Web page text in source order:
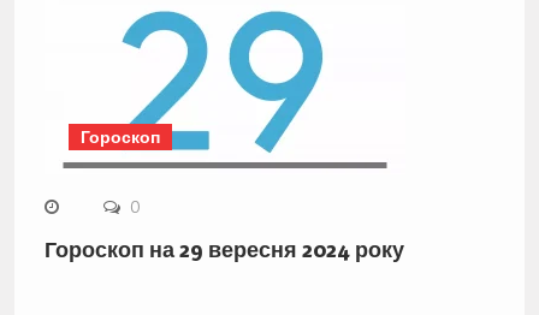
Гороскоп
0
Гороскоп на 29 вересня 2024 року